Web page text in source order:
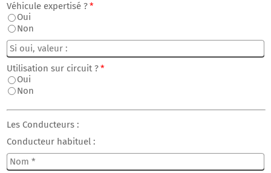
Véhicule expertisé ?*
Oui
Non
Utilisation sur circuit ?*
Oui
Non
Les Conducteurs :
Conducteur habituel :